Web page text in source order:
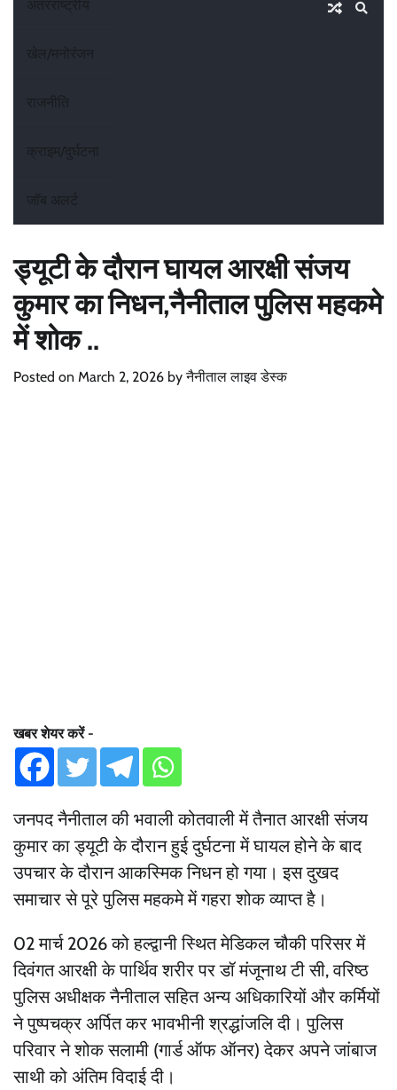
अंतरराष्ट्रीय
खेल/मनोरंजन
राजनीति
क्राइम/दुर्घटना
जॉब अलर्ट
ड्यूटी के दौरान घायल आरक्षी संजय
कुमार का निधन,नैनीताल पुलिस महकमे
में शोक ..
Posted on March 2, 2026 byनैनीताल लाइव डेस्क
खबर शेयर करें -
जनपद नैनीताल की भवाली कोतवाली में तैनात आरक्षी संजय
कुमार का ड्यूटी के दौरान हुई दुर्घटना में घायल होने के बाद
उपचार के दौरान आकस्मिक निधन हो गया। इस दुखद
समाचार से पूरे पुलिस महकमे में गहरा शोक व्याप्त है।
02 मार्च 2026 को हल्द्वानी स्थित मेडिकल चौकी परिसर में
दिवंगत आरक्षी के पार्थिव शरीर पर डॉ मंजूनाथ टी सी, वरिष्ठ
पुलिस अधीक्षक नैनीताल सहित अन्य अधिकारियों और कर्मियों
ने पुष्पचक्र अर्पित कर भावभीनी श्रद्धांजलि दी। पुलिस
परिवार ने शोक सलामी (गार्ड ऑफ ऑनर) देकर अपने जांबाज
साथी को अंतिम विदाई दी।